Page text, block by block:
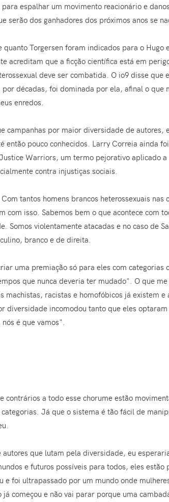
espalhar um movimento reacionário e
serão dos ganhadores dos próximos anos se
Torgersen foram indicados para o Hugo
acreditam que a ficção científica está em
deve ser combatida. O io9 disse que
décadas, foi dominada por ela, afinal o que
enredos.
campanhas por maior diversidade de
então pouco conhecidos. Larry Correia ainda
Warriors, um termo pejorativo aplicado
contra injustiças sociais.
tantos homens brancos heterossexuais nas
com isso. Sabemos bem o que acontece com
violentamente atacadas e no caso de
branco e de direita.
uma premiação só para eles com categorias
que nunca deveria ter mudado". O que
racistas e homofóbicos já existem e
diversidade incomodou tanto que eles
é que vamos".
contrários a todo esse chorume estão
Já que o sistema é tão fácil de
que lutam pela diversidade, eu
e futuros possíveis para todos, eles
e foi ultrapassado por um mundo onde
começou e não vai parar porque uma